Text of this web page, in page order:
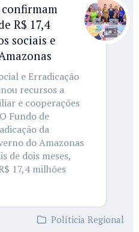
R$ 17,4
sociais e
e Erradicação
recursos a
e cooperações
Fundo de
da
do Amazonas
de dois meses,
17,4 milhões
Políticia Regional